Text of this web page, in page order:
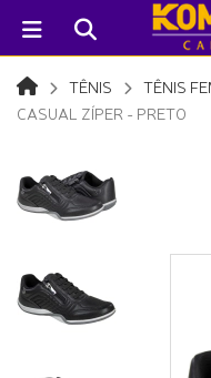
TÊNIS TÊNIS
CASUAL ZÍPER - PRETO